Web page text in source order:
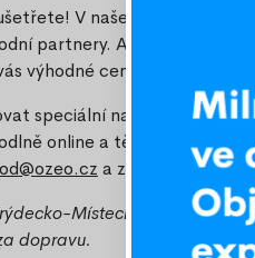
V našem e-shopu
partnery. Ať už vybíráte
výhodné ceny při větších
speciální nabídku přesně
online a těšte se na
a získejte
Místecka, využijte
dopravu.